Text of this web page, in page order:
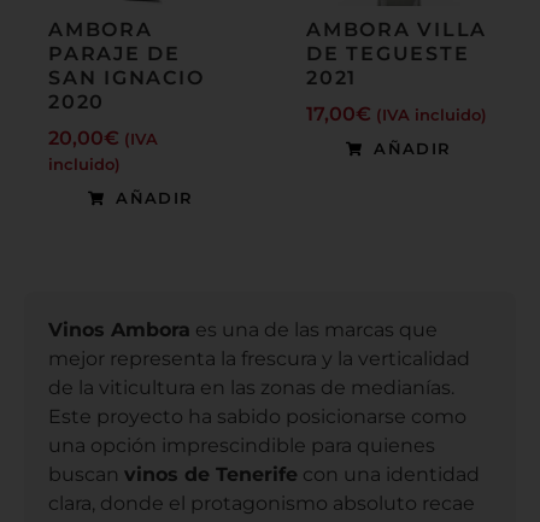
AMBORA
PARAJE DE
SAN IGNACIO
2020
20,00€ (IVA
incluido)
AÑADIR
AMBORA VILLA
DE TEGUESTE
2021
17,00€ (IVA incluido)
AÑADIR
Vinos Ambora es una de las marcas que
mejor representa la frescura y la verticalidad
de la viticultura en las zonas de medianías.
Este proyecto ha sabido posicionarse como
una opción imprescindible para quienes
buscan vinos de Tenerife con una identidad
clara, donde el protagonismo absoluto recae